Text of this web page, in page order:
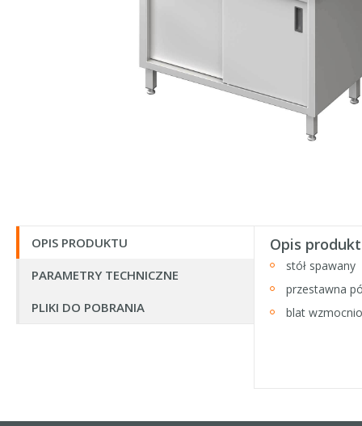
OPIS PRODUKTU
PARAMETRY TECHNICZNE
PLIKI DO POBRANIA
Opis
stół spawany
przestawna
blat